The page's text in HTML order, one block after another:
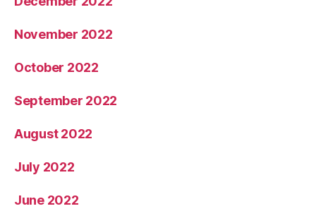
November 2022
October 2022
September 2022
August 2022
July 2022
June 2022